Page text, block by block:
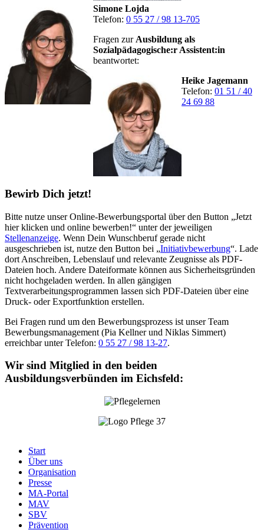
Simone Lojda
Telefon: 0 55 27 / 98 13-705
Fragen zur Ausbildung als
Sozialpädagogische:r Assistent:in
beantwortet:
Heike Jagemann
Telefon: 01 51 / 40
24 69 88
Bewirb Dich jetzt!
Bitte nutze unser Online-Bewerbungsportal über den Button „Jetzt
hier klicken und online bewerben!“ unter der jeweiligen
Stellenanzeige. Wenn Dein Wunschberuf gerade nicht
ausgeschrieben ist, nutze den Button bei „Initiativbewerbung“. Lade
dort Anschreiben, Lebenslauf und relevante Zeugnisse als PDF-
Dateien hoch. Andere Dateiformate können aus Sicherheitsgründen
nicht hochgeladen werden. In allen gängigen
Textverarbeitungsprogrammen lassen sich PDF-Dateien über eine
Druck- oder Exportfunktion erstellen.
Bei Fragen rund um den Bewerbungsprozess ist unser Team
Bewerbungsmanagement (Pia Kellner und Niklas Simmert)
erreichbar unter Telefon: 0 55 27 / 98 13-27.
Wir sind Mitglied in den beiden
Ausbildungsverbünden im Eichsfeld:
Menu
Footer
Start
Über uns
Organisation
Presse
MA-Portal
MAV
SBV
Prävention